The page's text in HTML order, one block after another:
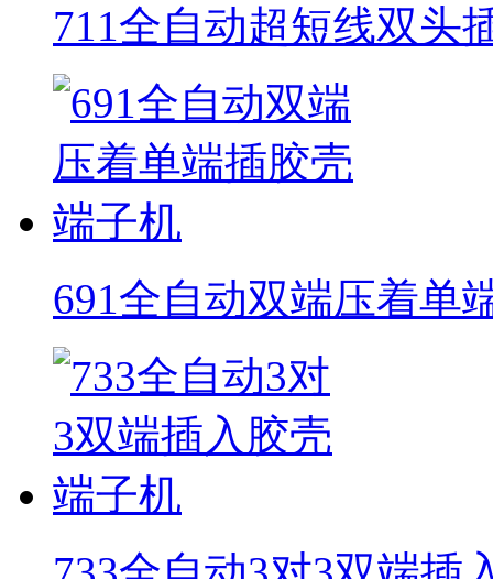
711全自动超短线双头
691全自动双端压着单